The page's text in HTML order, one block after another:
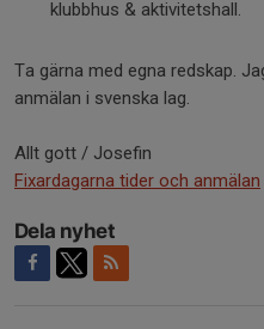
klubbhus & aktivitetshall.
Ta gärna med egna redskap.
anmälan i svenska lag.
Allt gott / Josefin
Fixardagarna tider och anmälan
Dela nyhet